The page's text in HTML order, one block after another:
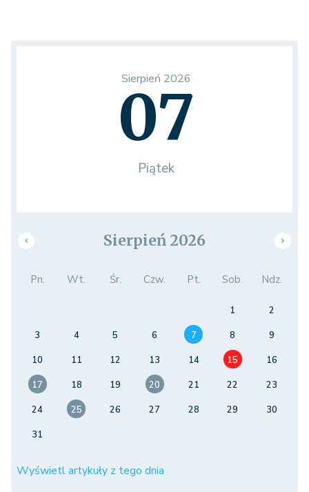
Sierpień 2026
07
Piątek
Sierpień 2026
Pn. Wt. Śr. Czw. Pt. Sob. Ndz.
1
2
3
4 5 6 7 8
9
10
11 12 13 14 15
16
17
18 19 20 21 22
23
24
25 26 27 28 29
30
31
Wyświetl artykuły z tego dnia